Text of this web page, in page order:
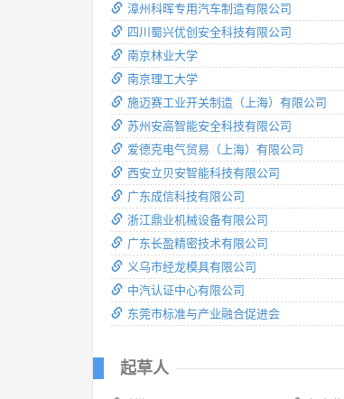
漳州科晖专用汽车制造有限公司
四川蜀兴优创安全科技有限公司
南京林业大学
南京理工大学
施迈赛工业开关制造（上海）有限公司
苏州安高智能安全科技有限公司
爱德克电气贸易（上海）有限公司
西安立贝安智能科技有限公司
广东成信科技有限公司
浙江鼎业机械设备有限公司
广东长盈精密技术有限公司
义乌市经龙模具有限公司
中汽认证中心有限公司
东莞市标准与产业融合促进会
起草人